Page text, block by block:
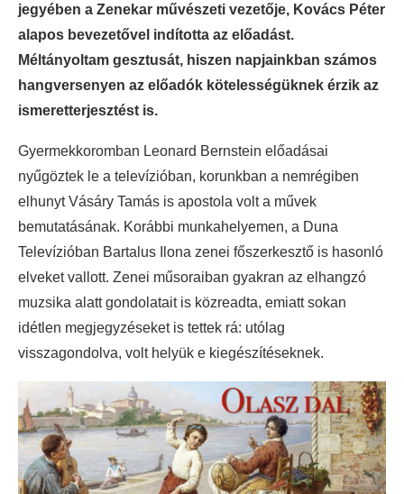
jegyében a Zenekar művészeti vezetője, Kovács Péter
alapos bevezetővel indította az előadást.
Méltányoltam gesztusát, hiszen napjainkban számos
hangversenyen az előadók kötelességüknek érzik az
ismeretterjesztést is.
Gyermekkoromban Leonard Bernstein előadásai
nyűgöztek le a televízióban, korunkban a nemrégiben
elhunyt Vásáry Tamás is apostola volt a művek
bemutatásának. Korábbi munkahelyemen, a Duna
Televízióban Bartalus Ilona zenei főszerkesztő is hasonló
elveket vallott. Zenei műsoraiban gyakran az elhangzó
muzsika alatt gondolatait is közreadta, emiatt sokan
idétlen megjegyzéseket is tettek rá: utólag
visszagondolva, volt helyük e kiegészítéseknek.